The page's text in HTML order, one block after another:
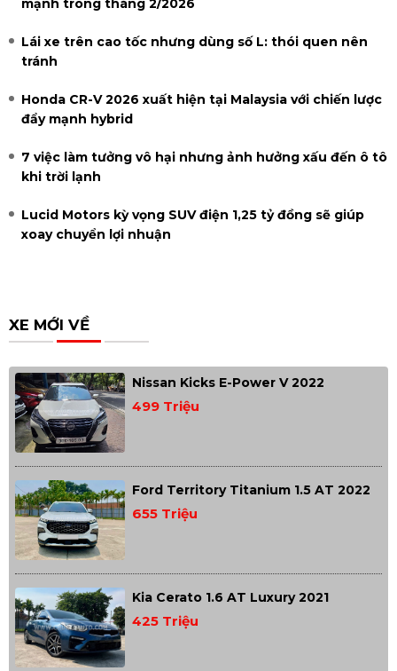
Lái xe trên cao tốc nhưng dùng số L: thói quen nên
tránh
Honda CR-V 2026 xuất hiện tại Malaysia với chiến lược
đẩy mạnh hybrid
7 việc làm tưởng vô hại nhưng ảnh hưởng xấu đến ô tô
khi trời lạnh
Lucid Motors kỳ vọng SUV điện 1,25 tỷ đồng sẽ giúp
xoay chuyển lợi nhuận
XE MỚI VỀ
Nissan Kicks E-Power V 2022
499 Triệu
Ford Territory Titanium 1.5 AT 2022
655 Triệu
Kia Cerato 1.6 AT Luxury 2021
425 Triệu